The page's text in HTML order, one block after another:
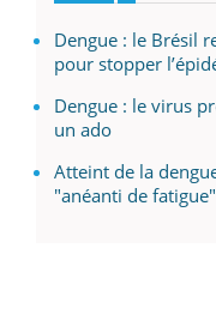
Dengue : le Brésil
pour stopper
Dengue : le virus
un ado
Atteint de la
"anéanti de fatigue"